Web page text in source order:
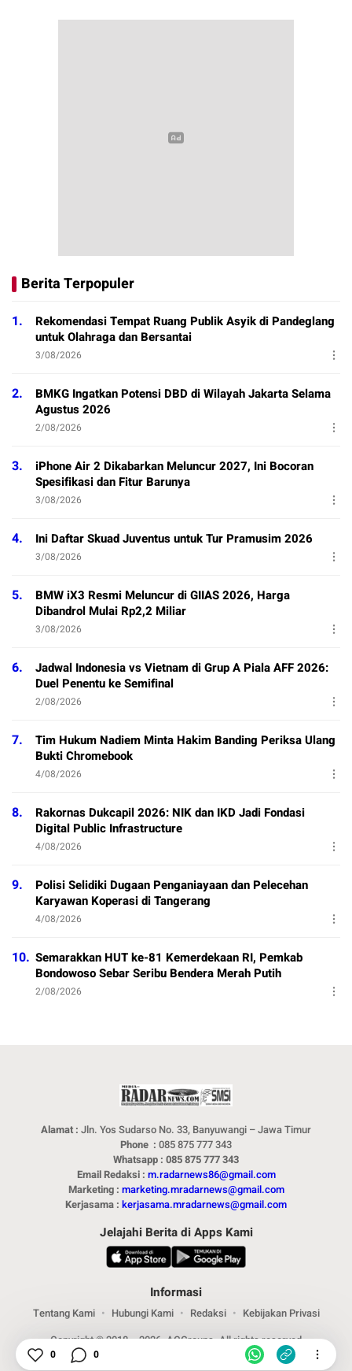
Berita Terpopuler
1.
Rekomendasi Tempat Ruang Publik Asyik di Pandeglang
untuk Olahraga dan Bersantai
3/08/2026
2.
BMKG Ingatkan Potensi DBD di Wilayah Jakarta Selama
Agustus 2026
2/08/2026
3.
iPhone Air 2 Dikabarkan Meluncur 2027, Ini Bocoran
Spesifikasi dan Fitur Barunya
3/08/2026
4. Ini Daftar Skuad Juventus untuk Tur Pramusim 2026
3/08/2026
5.
BMW iX3 Resmi Meluncur di GIIAS 2026, Harga
Dibandrol Mulai Rp2,2 Miliar
3/08/2026
6.
Jadwal Indonesia vs Vietnam di Grup A Piala AFF 2026:
Duel Penentu ke Semifinal
2/08/2026
7.
Tim Hukum Nadiem Minta Hakim Banding Periksa Ulang
Bukti Chromebook
4/08/2026
8.
Rakornas Dukcapil 2026: NIK dan IKD Jadi Fondasi
Digital Public Infrastructure
4/08/2026
9.
Polisi Selidiki Dugaan Penganiayaan dan Pelecehan
Karyawan Koperasi di Tangerang
4/08/2026
10. Semarakkan HUT ke-81 Kemerdekaan RI, Pemkab
Bondowoso Sebar Seribu Bendera Merah Putih
2/08/2026
Alamat : Jln. Yos Sudarso No. 33, Banyuwangi – Jawa Timur
Phone : 085 875 777 343
Whatsapp : 085 875 777 343
Email Redaksi : m.radarnews86@gmail.com
Marketing : marketing.mradarnews@gmail.com
Kerjasama : kerjasama.mradarnews@gmail.com
Jelajahi Berita di Apps Kami
Informasi
Tentang Kami Hubungi Kami Redaksi
Kebijakan Privasi
Copyright © 2018 – 2026. ACGroups. All rights reserved
0 0